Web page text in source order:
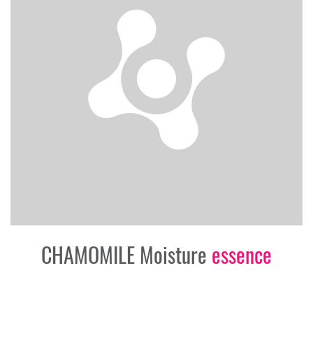
CHAMOMILE Moisture essence